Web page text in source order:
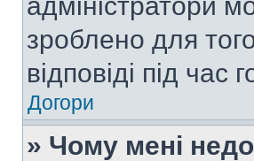
зроблено для
відповіді під час
Догори
» Чому мені